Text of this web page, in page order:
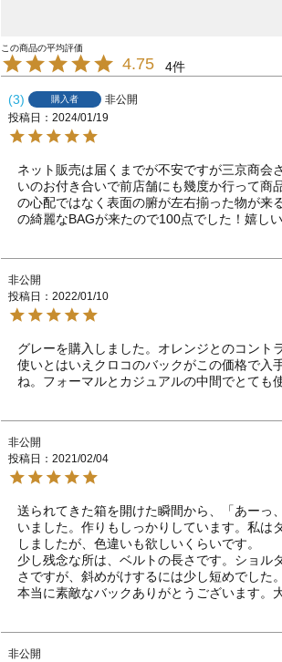
4.75 4
3 購入者
非公開
投稿日
2024/01/19
ネット販売は届くまでが不安ですが三京商会
いのお付き合いで前店舗にも幾度か行って商
の心配ではなく表面の腑が左右揃った物が来
の綺麗なBAGが来たので100点でした！嬉しい
非公開
投稿日
2022/01/10
グレーを購入しました。オレンジとのコント
使いとはいえクロコのバックがこの価格で入
ね。フォーマルとカジュアルの中間でとても
非公開
投稿日
2021/02/04
送られてきた箱を開けた瞬間から、「あーっ
いました。作りもしっかりしています。私は
しましたが、色違いも欲しいくらいです。
少し残念な所は、ベルトの長さです。ショル
さですが、斜めがけするには少し短めでした。
本当に素敵なバックありがとうございます。
非公開